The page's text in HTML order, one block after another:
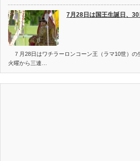
7月28日は国王生誕日、
７月28日はワチラーロンコーン王（ラマ10世）の
火曜から三連…